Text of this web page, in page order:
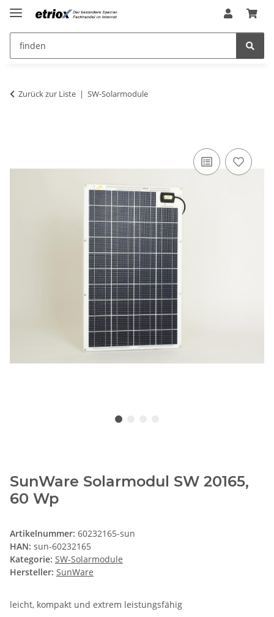
Zurück zur Liste SW-Solarmodule
SunWare Solarmodul SW 20165,
60 Wp
Artikelnummer: 60232165-sun
HAN: sun-60232165
Kategorie: SW-Solarmodule
Hersteller: SunWare
leicht, kompakt und extrem leistungsfähig